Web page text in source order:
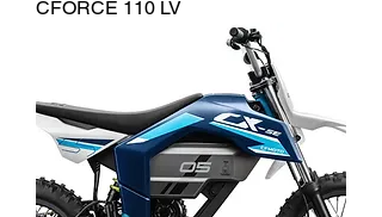
CFORCE 110 LV